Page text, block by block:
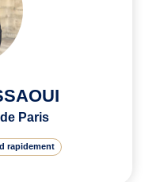
Paris
rapidement